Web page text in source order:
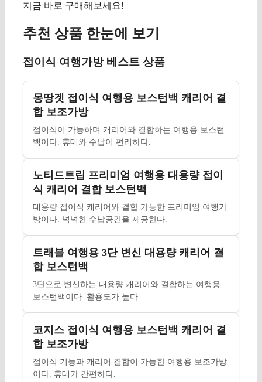
지금 바로 구매해보세요!
추천 상품 한눈에 보기
접이식 여행가방 베스트 상품
몽땅겟 접이식 여행용 보스턴백 캐리어 결
합 보조가방
접이식이 가능하며 캐리어와 결합하는 여행용 보스턴
백이다. 휴대와 수납이 편리하다.
노티드트립 프리미엄 여행용 대용량 접이
식 캐리어 결합 보스턴백
대용량 접이식 캐리어와 결합 가능한 프리미엄 여행가
방이다. 넉넉한 수납공간을 제공한다.
트래블 여행용 3단 변신 대용량 캐리어 결
합 보스턴백
3단으로 변신하는 대용량 캐리어와 결합하는 여행용
보스턴백이다. 활용도가 높다.
코지스 접이식 여행용 보스턴백 캐리어 결
합 보조가방
접이식 기능과 캐리어 결합이 가능한 여행용 보조가방
이다. 휴대가 간편하다.